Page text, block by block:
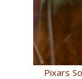
Pixars